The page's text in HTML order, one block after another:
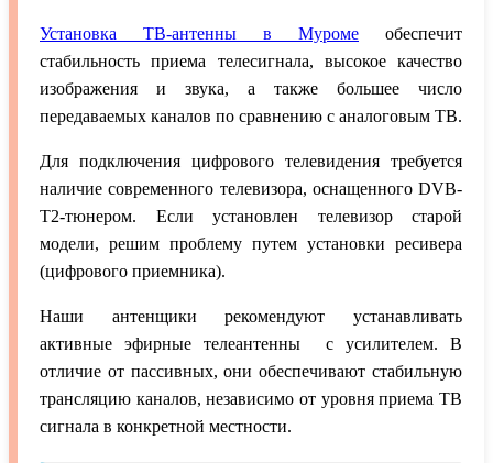
Установка ТВ-антенны в Муроме обеспечит
стабильность приема телесигнала, высокое качество
изображения и звука, а также большее число
передаваемых каналов по сравнению с аналоговым ТВ.
Для подключения цифрового телевидения требуется
наличие современного телевизора, оснащенного DVB-
T2-тюнером. Если установлен телевизор старой
модели, решим проблему путем установки ресивера
(цифрового приемника).
Наши антенщики рекомендуют устанавливать
активные эфирные телеантенны с усилителем. В
отличие от пассивных, они обеспечивают стабильную
трансляцию каналов, независимо от уровня приема ТВ
сигнала в конкретной местности.